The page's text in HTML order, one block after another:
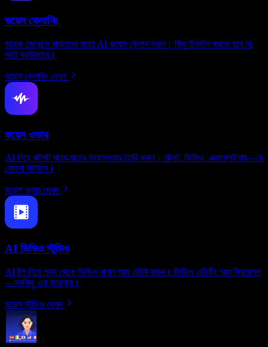
ভয়েস ক্লোনিং
কয়েক সেকেন্ডে বাস্তবের মতো AI ভয়েস ক্লোন করুন। কিছু ইনস্টল করতে হবে না,
সবই ব্রাউজারে।
ভয়েস ক্লোনিং দেখুন
ভয়েস ওভার
AI দিয়ে ঝটপট মানব-মানের ভয়েসওভার তৈরি করুন। টেক্সট, ভিডিও, এক্সপ্লেইনার—যে
কোনো স্টাইলে।
ভয়েস ওভার দেখুন
AI ভিডিও স্টুডিও
AI টুল দিয়ে শূন্য থেকে ভিডিও বানান আর এডিট করুন। ভিডিও এডিটিং আর ক্রিয়েশন
—সবকিছু এক জায়গায়।
ভয়েস স্টুডিও দেখুন